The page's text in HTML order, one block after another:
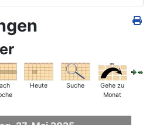
Heute Suche
Gehe zu
Monat